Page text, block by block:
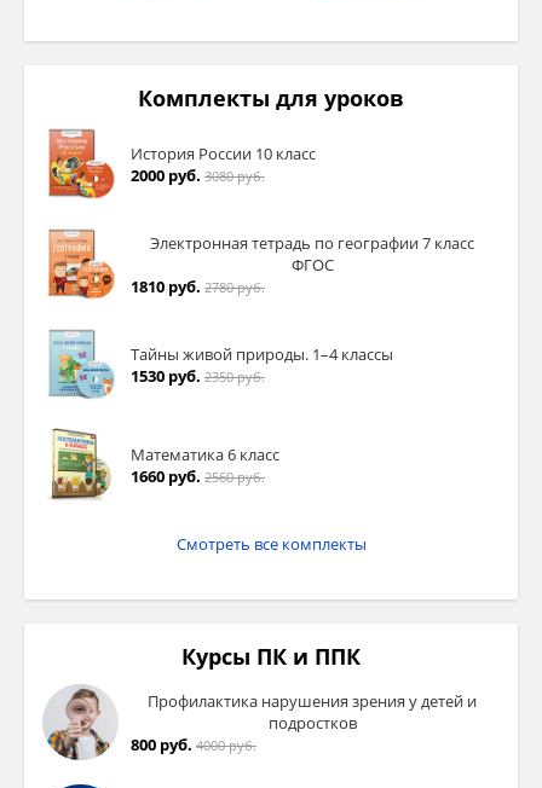
Комплекты для уроков
История России 10 класс
2000 руб. 3080 руб.
Электронная тетрадь по географии 7 класс
ФГОС
1810 руб. 2780 руб.
Тайны живой природы. 1–4 классы
1530 руб. 2350 руб.
Математика 6 класс
1660 руб. 2560 руб.
Смотреть все комплекты
Курсы ПК и ППК
Профилактика нарушения зрения у детей и
подростков
800 руб. 4000 руб.